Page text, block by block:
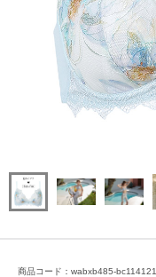
商品コード：wabxb485-bc114121